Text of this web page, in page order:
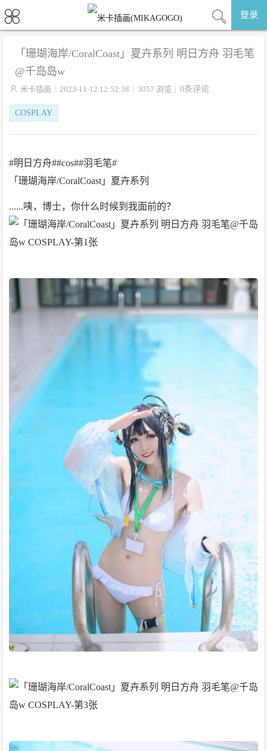
登录
「珊瑚海岸/CoralCoast」夏卉系列 明日方舟 羽毛笔
@千岛岛w
 米卡插画 2023-11-12 12:52:38 3057 浏览 0条评论
COSPLAY
#明日方舟##cos##羽毛笔#
「珊瑚海岸/CoralCoast」夏卉系列
......咦，博士，你什么时候到我面前的？ ​​​